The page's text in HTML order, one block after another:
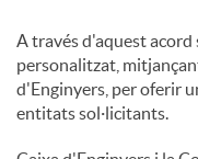
A través d'aquest
personalitzat,
d'Enginyers, per oferir
entitats sol·licitants.